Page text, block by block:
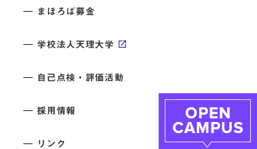
まほろば募金
学校法人天理大学
自己点検・評価活動
採用情報
リンク